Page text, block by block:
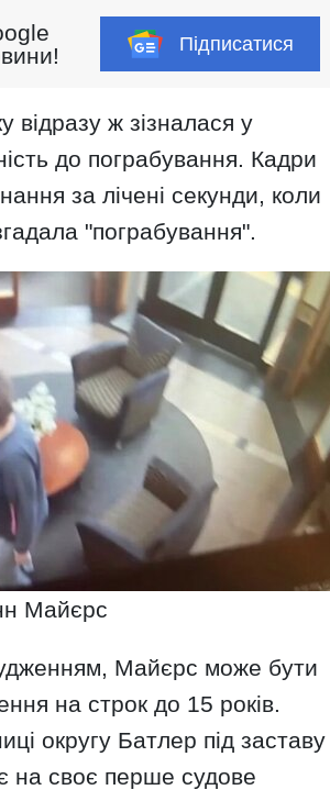
Підписатися
відразу ж зізналася у
до пограбування. Кадри
за лічені секунди, коли
"пограбування".
Майєрс
Майєрс може бути
на строк до 15 років.
округу Батлер під заставу
на своє перше судове